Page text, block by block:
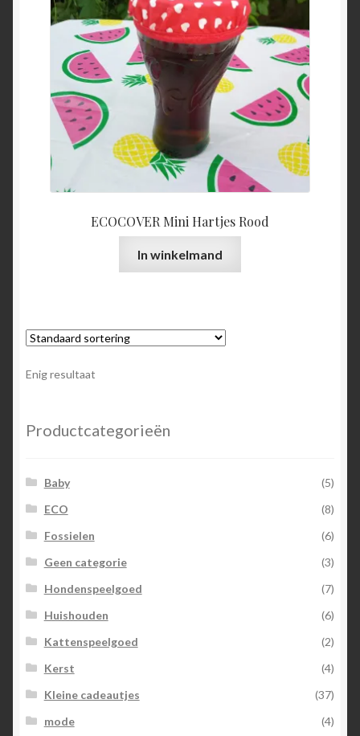
ECOCOVER Mini Hartjes Rood
In winkelmand
Enig resultaat
Productcategorieën
Baby
(5)
ECO
(8)
Fossielen
(6)
Geen categorie
(3)
Hondenspeelgoed
(7)
Huishouden
(6)
Kattenspeelgoed
(2)
Kerst
(4)
Kleine cadeautjes
(37)
mode
(4)